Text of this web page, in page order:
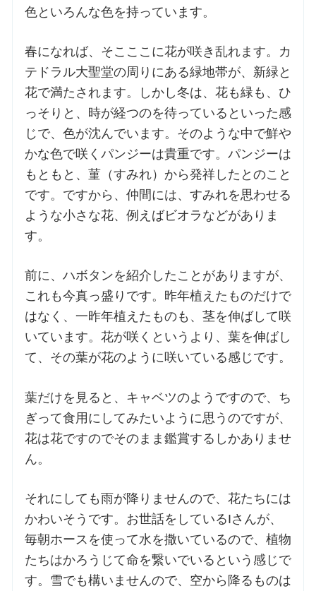
ご利用にあたって
交通・アクセス
色といろんな色を持っています。
春になれば、そこここに花が咲き乱れます。カ
テドラル大聖堂の周りにある緑地帯が、新緑と
花で満たされます。しかし冬は、花も緑も、ひ
っそりと、時が経つのを待っているといった感
じで、色が沈んでいます。そのような中で鮮や
かな色で咲くパンジーは貴重です。パンジーは
もともと、菫（すみれ）から発祥したとのこと
です。ですから、仲間には、すみれを思わせる
ような小さな花、例えばビオラなどがありま
す。
前に、ハボタンを紹介したことがありますが、
これも今真っ盛りです。昨年植えたものだけで
はなく、一昨年植えたものも、茎を伸ばして咲
いています。花が咲くというより、葉を伸ばし
て、その葉が花のように咲いている感じです。
葉だけを見ると、キャベツのようですので、ち
ぎって食用にしてみたいように思うのですが、
花は花ですのでそのまま鑑賞するしかありませ
ん。
それにしても雨が降りませんので、花たちには
かわいそうです。お世話をしているIさんが、
毎朝ホースを使って水を撒いているので、植物
たちはかろうじて命を繋いでいるという感じで
す。雪でも構いませんので、空から降るものは